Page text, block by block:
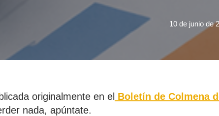
10 de junio de
originalmente en el Boletín de Colmena
nada, apúntate.